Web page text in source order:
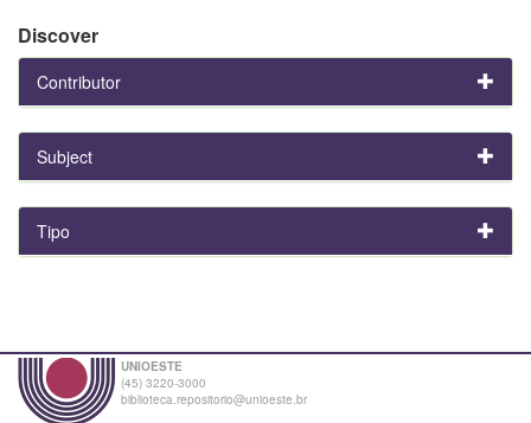
Discover
Contributor
Subject
Tipo
UNIOESTE
(45) 3220-3000
biblioteca.repositorio@unioeste.br